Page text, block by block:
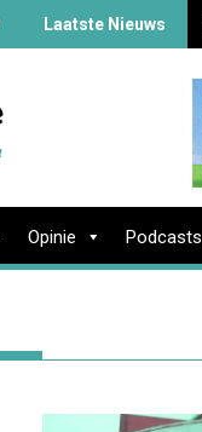
Laatste Nieuws
Opinie Podcasts